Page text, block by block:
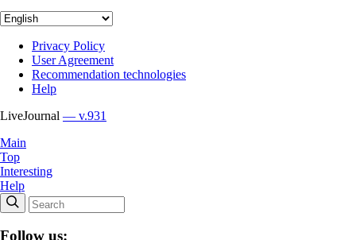
Privacy Policy
User Agreement
Recommendation technologies
Help
LiveJournal — v.931
Main
Top
Interesting
Help
Follow us: